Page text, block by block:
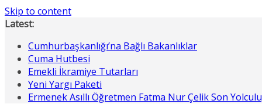
Skip to content
Latest:
Cumhurbaşkanlığı’na Bağlı Bakanlıklar
Cuma Hutbesi
Emekli İkramiye Tutarları
Yeni Yargı Paketi
Ermenek Asıllı Öğretmen Fatma Nur Çelik Son